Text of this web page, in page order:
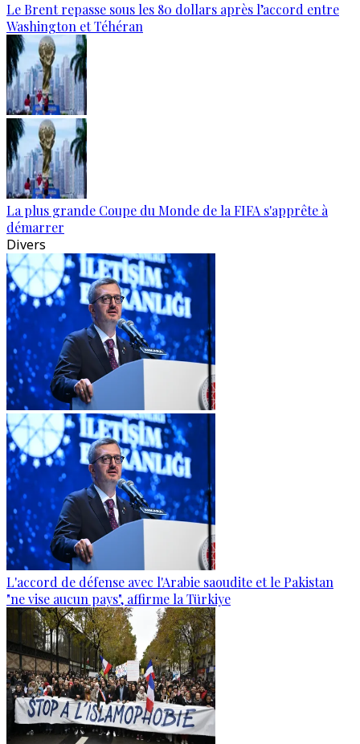
Le Brent repasse sous les 80 dollars après l’accord entre
Washington et Téhéran
La plus grande Coupe du Monde de la FIFA s'apprête à
démarrer
Divers
L'accord de défense avec l'Arabie saoudite et le Pakistan
"ne vise aucun pays", affirme la Türkiye